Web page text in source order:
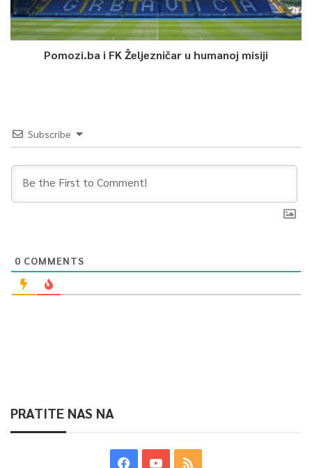
Pomozi.ba i FK Željezničar u humanoj misiji
Subscribe
0 COMMENTS
PRATITE NAS NA